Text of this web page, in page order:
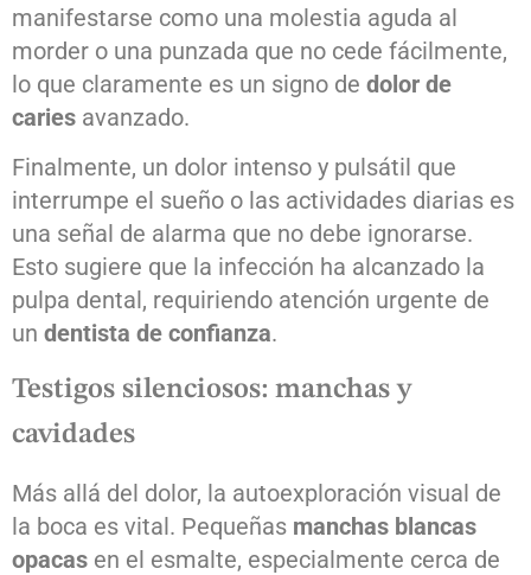
manifestarse como una molestia aguda al
morder o una punzada que no cede fácilmente,
lo que claramente es un signo de dolor de
caries avanzado.
Finalmente, un dolor intenso y pulsátil que
interrumpe el sueño o las actividades diarias es
una señal de alarma que no debe ignorarse.
Esto sugiere que la infección ha alcanzado la
pulpa dental, requiriendo atención urgente de
un dentista de confianza.
Testigos silenciosos: manchas y
cavidades
Más allá del dolor, la autoexploración visual de
la boca es vital. Pequeñas manchas blancas
opacas en el esmalte, especialmente cerca de